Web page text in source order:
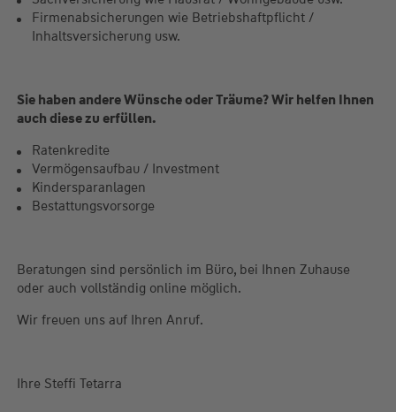
Firmenabsicherungen wie Betriebshaftpflicht /
Inhaltsversicherung usw.
Sie haben andere Wünsche oder Träume? Wir helfen Ihnen
auch diese zu erfüllen.
Ratenkredite
Vermögensaufbau / Investment
Kindersparanlagen
Bestattungsvorsorge
Beratungen sind persönlich im Büro, bei Ihnen Zuhause
oder auch vollständig online möglich.
Wir freuen uns auf Ihren Anruf.
Ihre Steffi Tetarra